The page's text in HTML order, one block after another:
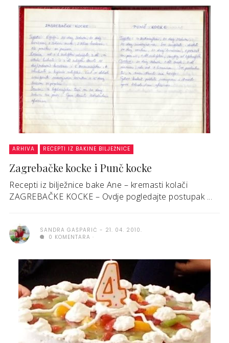
ARHIVA RECEPTI IZ BAKINE BILJEŽNICE
Zagrebačke kocke i Punč kocke
Recepti iz bilježnice bake Ane – kremasti kolači
ZAGREBAČKE KOCKE – Ovdje pogledajte postupak ...
SANDRA GAŠPARIĆ
21. 04. 2010.
0 KOMENTARA